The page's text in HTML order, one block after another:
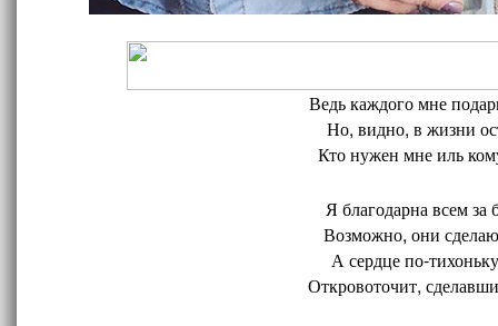
Ведь каждого мне
Но, видно, в жизни
Кто нужен мне иль
Я благодарна всем за
Возможно, они
А сердце по-
Откровоточит,